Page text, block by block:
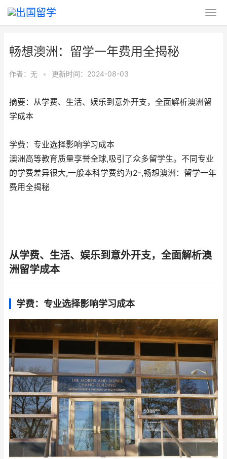
畅想澳洲：留学一年费用全揭秘
作者：无 • 更新时间：2024-08-03
摘要：从学费、生活、娱乐到意外开支，全面解析澳洲留
学成本
学费：专业选择影响学习成本
澳洲高等教育质量享誉全球,吸引了众多留学生。不同专业
的学费差异很大,一般本科学费约为2-,畅想澳洲：留学一年
费用全揭秘
从学费、生活、娱乐到意外开支，全面解析澳
洲留学成本
学费：专业选择影响学习成本